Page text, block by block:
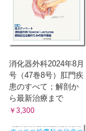
消化器外科2024年8月
号（47巻8号）肛門疾
患のすべて；解剖か
ら最新治療まで
￥3,300